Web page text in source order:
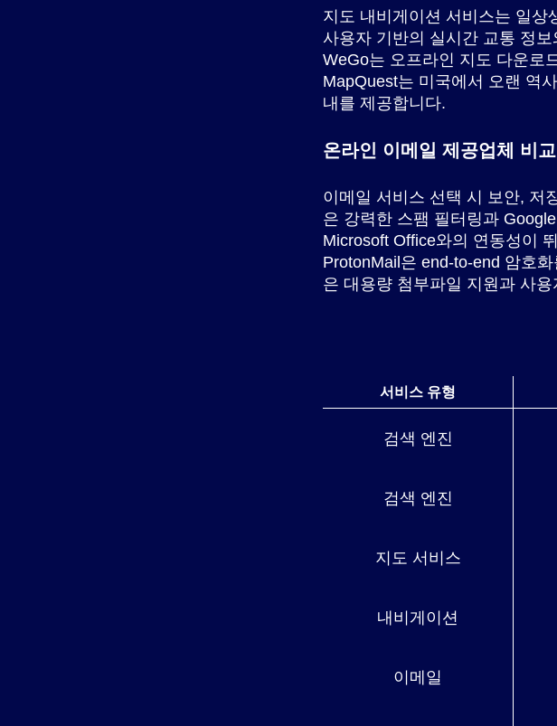
지도 내비게이션 서비스는 일상
사용자 기반의 실시간 교통 정
WeGo는 오프라인 지도 다운로
MapQuest는 미국에서 오랜 역
내를 제공합니다.
온라인 이메일 제공업체 비교
이메일 서비스 선택 시 보안, 저
은 강력한 스팸 필터링과
Microsoft Office와의 연동성이
ProtonMail은 end-to-end 암호
은 대용량 첨부파일 지원과 사
서비스 유형
검색 엔진
검색 엔진
지도 서비스
내비게이션
이메일